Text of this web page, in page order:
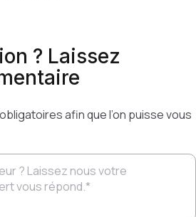
? Laissez
afin que l’on puisse vous